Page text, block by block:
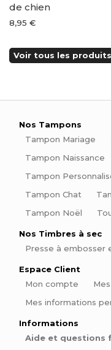
de chien
8,95 €
Voir tous les
Nos Tampons
Tampon Mariage
Tampon Naissance
Tampon
Tampon Chat
Tampon Noël
Nos Timbres à sec
Presse à embosser
Espace Client
Mon compte
Mes informations
Informations
Aide et questions